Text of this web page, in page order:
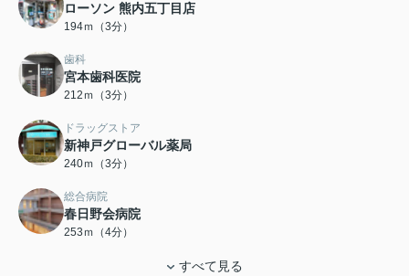
ローソン 熊内五丁目店
194ｍ（3分）
歯科
宮本歯科医院
212ｍ（3分）
ドラッグストア
新神戸グローバル薬局
240ｍ（3分）
総合病院
春日野会病院
253ｍ（4分）
すべて見る